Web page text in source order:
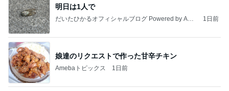
明日は1人で
だいたひかるオフィシャルブログ Powered by Ame
1日前
娘達のリクエストで作った甘辛チキン
Amebaトピックス 1日前